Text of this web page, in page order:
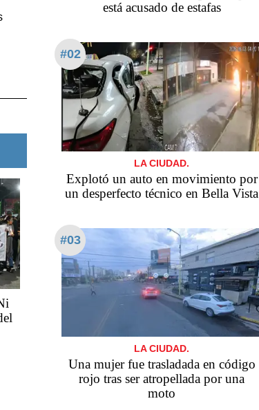
está acusado de estafas​​​​​
#02
LA CIUDAD.
Explotó un auto en movimiento por
un desperfecto técnico en Bella Vista
#03
LA CIUDAD.
Una mujer fue trasladada en código
rojo tras ser atropellada por una
moto